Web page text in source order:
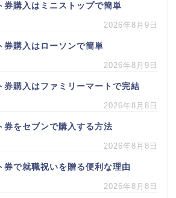
券購入はミニストップで簡単
2026年8月9日
券購入はローソンで簡単
2026年8月9日
券購入はファミリーマートで完結
2026年8月8日
券をセブンで購入する方法
2026年8月8日
券で就職祝いを贈る便利な理由
2026年8月8日